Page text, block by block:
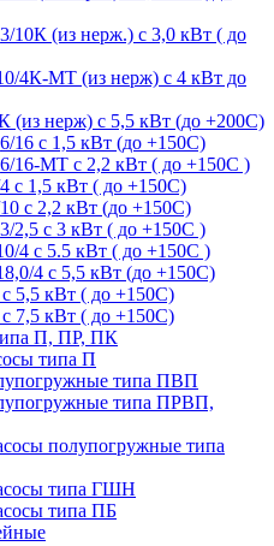
(из нерж.) с 3,0 кВт ( до
4К-МТ (из нерж) с 4 кВт до
(из нерж) с 5,5 кВт (до +200С)
с 1,5 кВт (до +150С)
МТ с 2,2 кВт ( до +150С )
1,5 кВт ( до +150С)
с 2,2 кВт (до +150С)
с 3 кВт ( до +150С )
4 с 5.5 кВт ( до +150С )
4 с 5,5 кВт (до +150С)
5,5 кВт ( до +150С)
7,5 кВт ( до +150С)
П, ПР, ПК
типа П
типа ПВП
типа ПРВП,
полупогружные типа
типа ГШН
типа ПБ